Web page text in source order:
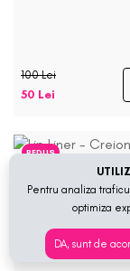
100 Lei
50 Lei
REDUS
Anastasia
Lip Liner - Creion
conturul buzelor
Pentru analiza
optimiza
DA, sunt de